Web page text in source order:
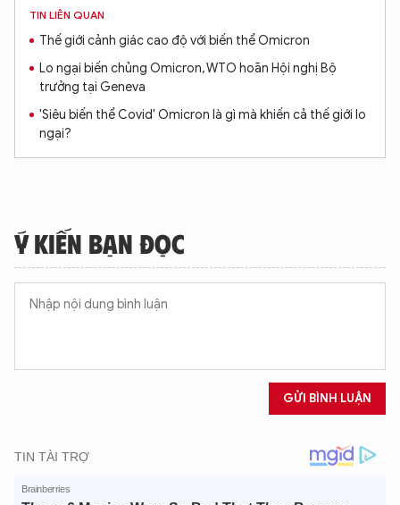
TIN LIÊN QUAN
Thế giới cảnh giác cao độ với biến thể Omicron
Lo ngại biến chủng Omicron, WTO hoãn Hội nghị Bộ
trưởng tại Geneva
'Siêu biến thể Covid' Omicron là gì mà khiến cả thế giới lo
ngại?
Ý KIẾN BẠN ĐỌC
GỬI BÌNH LUẬN